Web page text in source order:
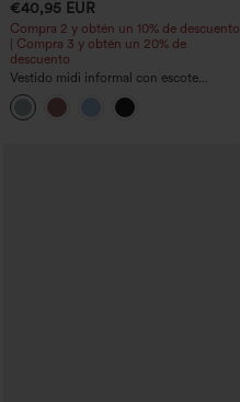
€40,95 EUR
Compra 2 y obtén un 10% de descuento
| Compra 3 y obtén un 20% de
descuento
Vestido midi informal con escote
redondo, sujetador integrado, sin
mangas y bajo con volantes